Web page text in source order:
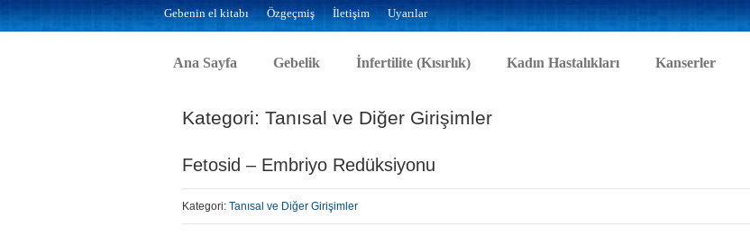
Gebenin el kitabı Özgeçmiş İletişim Uyarılar
Ana Sayfa Gebelik İnfertilite (Kısırlık) Kadın Hastalıkları Kanserler
Kategori: Tanısal ve Diğer Girişimler
Fetosid – Embriyo Redüksiyonu
Kategori: Tanısal ve Diğer Girişimler